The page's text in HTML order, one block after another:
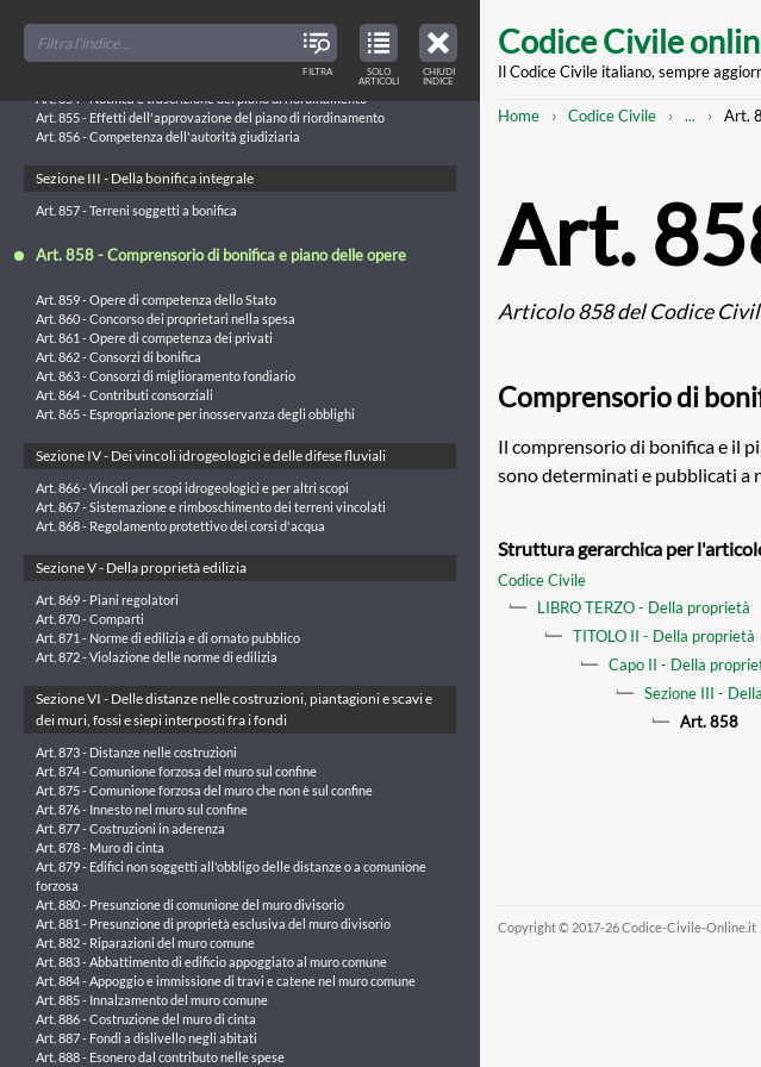
TABLE
OF
CONTENTS
CHIUDI
INDICE
main
Codice Civile
Il Codice Civile italiano, sempre
Breadcrumb
Home Codice Civile
Mostra
... Art.
Art.
Articolo 858 del Codice
Comprensorio di
Il comprensorio di bonifica e il
sono determinati e pubblicati a
Struttura gerarchica per
Codice Civile
LIBRO TERZO - Della proprietà
TITOLO II - Della proprietà
Capo II - Della
Sezione III -
Art. 858
Copyright © 2017-26 Codice-Civile-Online.it
TOC
TITLES
FILTRA
VIEW
ONLY
ARTICLES
IN
TABLE
CONTENTS
SOLO
ARTICOLI
Art. 850 - Consorzi a scopo di ricomposizione fondiaria
Art. 851 - Trasferimenti coattivi
Art. 852 - Terreni esclusi dai trasferimenti
Art. 854 - Notifica e trascrizione del piano di riordinamento
Art. 855 - Effetti dell'approvazione del piano di riordinamento
Art. 856 - Competenza dell'autorità giudiziaria
Sezione III - Della bonifica integrale
Art. 857 - Terreni soggetti a bonifica
Art. 858 - Comprensorio di bonifica e piano delle opere
Art. 859 - Opere di competenza dello Stato
Art. 860 - Concorso dei proprietari nella spesa
Art. 861 - Opere di competenza dei privati
Art. 862 - Consorzi di bonifica
Art. 863 - Consorzi di miglioramento fondiario
Art. 864 - Contributi consorziali
Art. 865 - Espropriazione per inosservanza degli obblighi
Sezione IV - Dei vincoli idrogeologici e delle difese fluviali
Art. 866 - Vincoli per scopi idrogeologici e per altri scopi
Art. 867 - Sistemazione e rimboschimento dei terreni vincolati
Art. 868 - Regolamento protettivo dei corsi d'acqua
Sezione V - Della proprietà edilizia
Art. 869 - Piani regolatori
Art. 870 - Comparti
Art. 871 - Norme di edilizia e di ornato pubblico
Art. 872 - Violazione delle norme di edilizia
Sezione VI - Delle distanze nelle costruzioni, piantagioni e scavi e
dei muri, fossi e siepi interposti fra i fondi
Art. 873 - Distanze nelle costruzioni
Art. 874 - Comunione forzosa del muro sul confine
Art. 875 - Comunione forzosa del muro che non è sul confine
Art. 876 - Innesto nel muro sul confine
Art. 877 - Costruzioni in aderenza
Art. 878 - Muro di cinta
Art. 879 - Edifici non soggetti all'obbligo delle distanze o a comunione
forzosa
Art. 880 - Presunzione di comunione del muro divisorio
Art. 881 - Presunzione di proprietà esclusiva del muro divisorio
Art. 882 - Riparazioni del muro comune
Art. 883 - Abbattimento di edificio appoggiato al muro comune
Art. 884 - Appoggio e immissione di travi e catene nel muro comune
Art. 885 - Innalzamento del muro comune
Art. 886 - Costruzione del muro di cinta
Art. 887 - Fondi a dislivello negli abitati
Art. 888 - Esonero dal contributo nelle spese